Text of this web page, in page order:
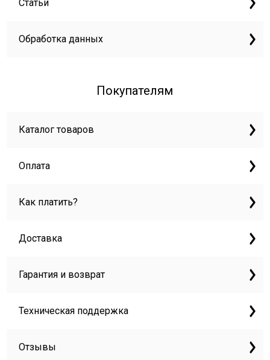
Статьи
Обработка данных
Покупателям
Каталог товаров
Оплата
Как платить?
Доставка
Гарантия и возврат
Техническая поддержка
Отзывы